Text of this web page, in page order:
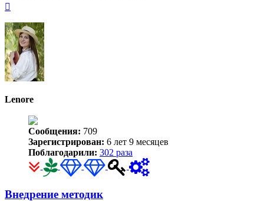
началу
Lenore
Сообщения: 709
Зарегистрирован: 6 лет 9 месяцев
Поблагодарили: 302 раза
Внедрение методик